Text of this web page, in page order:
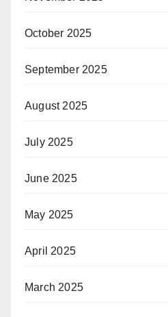
October 2025
September 2025
August 2025
July 2025
June 2025
May 2025
April 2025
March 2025